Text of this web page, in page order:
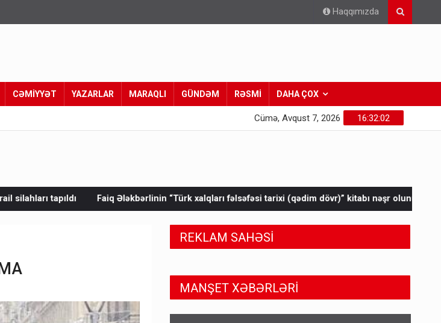
Haqqımızda
CƏMİYYƏT YAZARLAR MARAQLI GÜNDƏM RƏSMİ DAHA ÇOX
16:32:04
Cümə, Avqust 7, 2026
Ələkbərlinin “Türk xalqları fəlsəfəsi tarixi (qədim dövr)” kitabı nəşr olunub Zar kəndinin xarici su
REKLAM SAHƏSİ
MANŞET XƏBƏRLƏRİ